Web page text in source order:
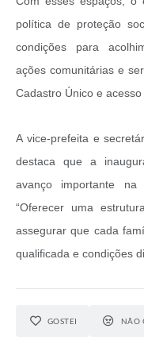
política de proteção
condições para
ações comunitárias e
Cadastro Único e
A vice-prefeita e
destaca que a
avanço importante
“Oferecer uma
assegurar que cada
qualificada e condições
GOSTEI NÃO